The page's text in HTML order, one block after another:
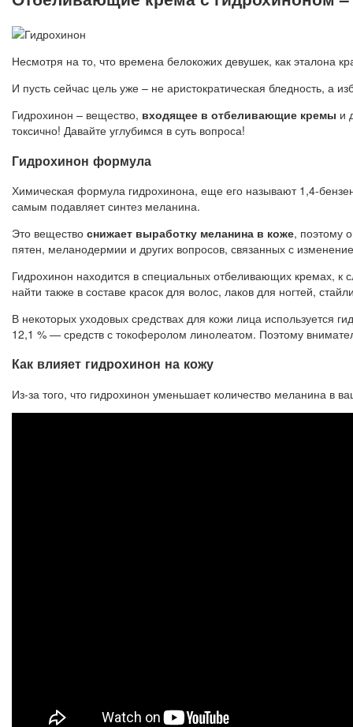
Несмотря на то, что времена белокожих девушек, как эталона
И пусть сейчас цель уже – не аристократическая бледность, а
Гидрохинон – вещество, входящее в отбеливающие кремы и
токсично! Давайте углубимся в суть вопроса!
Гидрохинон формула
Химическая формула гидрохинона, еще его называют 1,4-
самым подавляет синтез меланина.
Это вещество снижает выработку меланина в коже, поэтому
пятен, меланодермии и других вопросов, связанных с
Гидрохинон находится в специальных отбеливающих кремах, к
найти также в составе красок для волос, лаков для ногтей,
В некоторых уходовых средствах для кожи лица
12,1 % — средств с токоферолом линолеатом. Поэтому
Как влияет гидрохинон на кожу
Из-за того, что гидрохинон уменьшает количество меланина в